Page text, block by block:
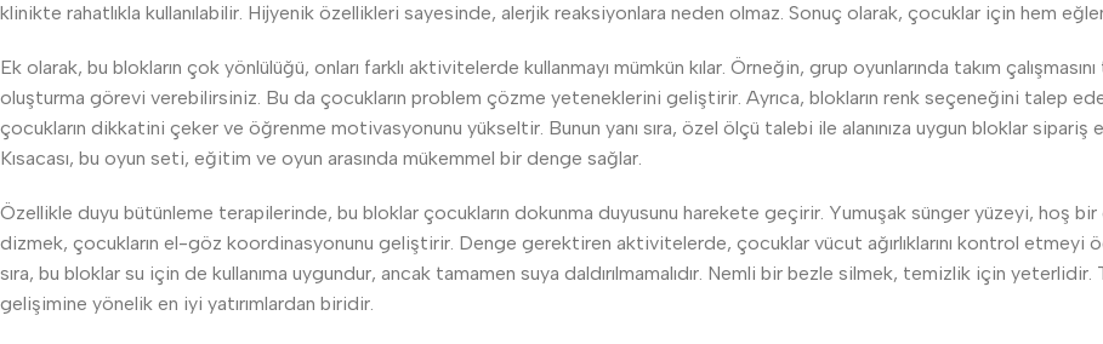
klinikte rahatlıkla kullanılabilir. Hijyenik özellikleri sayesinde, alerjik reaksiyonlara neden olmaz. Sonuç olarak, çocuklar için hem
Ek olarak, bu blokların çok yönlülüğü, onları farklı aktivitelerde kullanmayı mümkün kılar. Örneğin, grup oyunlarında takım
oluşturma görevi verebilirsiniz. Bu da çocukların problem çözme yeteneklerini geliştirir. Ayrıca, blokların renk seçeneğini talep
çocukların dikkatini çeker ve öğrenme motivasyonunu yükseltir. Bunun yanı sıra, özel ölçü talebi ile alanınıza uygun bloklar
Kısacası, bu oyun seti, eğitim ve oyun arasında mükemmel bir denge sağlar.
Özellikle duyu bütünleme terapilerinde, bu bloklar çocukların dokunma duyusunu harekete geçirir. Yumuşak sünger yüzeyi, hoş
dizmek, çocukların el-göz koordinasyonunu geliştirir. Denge gerektiren aktivitelerde, çocuklar vücut ağırlıklarını kontrol etmeyi
sıra, bu bloklar su için de kullanıma uygundur, ancak tamamen suya daldırılmamalıdır. Nemli bir bezle silmek, temizlik için
gelişimine yönelik en iyi yatırımlardan biridir.